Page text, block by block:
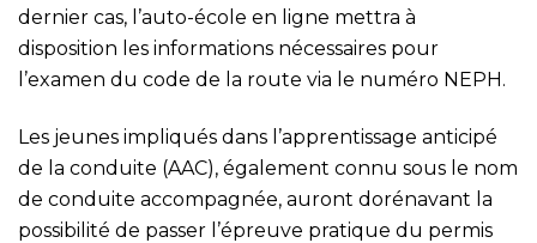
dernier cas, l’auto-école en ligne mettra à
disposition les informations nécessaires pour
l’examen du code de la route via le numéro NEPH.
Les jeunes impliqués dans l’apprentissage anticipé
de la conduite (AAC), également connu sous le nom
de conduite accompagnée, auront dorénavant la
possibilité de passer l’épreuve pratique du permis